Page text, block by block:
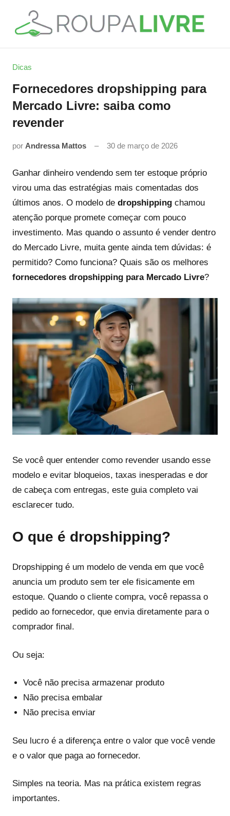
conteúdo
Roupa
Livre
e
Serviços
Dicas
Fornecedores dropshipping para
Mercado Livre: saiba como
revender
por Andressa Mattos 30 de março de 2026
Ganhar dinheiro vendendo sem ter estoque próprio
virou uma das estratégias mais comentadas dos
últimos anos. O modelo de dropshipping chamou
atenção porque promete começar com pouco
investimento. Mas quando o assunto é vender dentro
do Mercado Livre, muita gente ainda tem dúvidas: é
permitido? Como funciona? Quais são os melhores
fornecedores dropshipping para Mercado Livre?
Se você quer entender como revender usando esse
modelo e evitar bloqueios, taxas inesperadas e dor
de cabeça com entregas, este guia completo vai
esclarecer tudo.
O que é dropshipping?
Dropshipping é um modelo de venda em que você
anuncia um produto sem ter ele fisicamente em
estoque. Quando o cliente compra, você repassa o
pedido ao fornecedor, que envia diretamente para o
comprador final.
Ou seja:
Você não precisa armazenar produto
Não precisa embalar
Não precisa enviar
Seu lucro é a diferença entre o valor que você vende
e o valor que paga ao fornecedor.
Simples na teoria. Mas na prática existem regras
importantes.